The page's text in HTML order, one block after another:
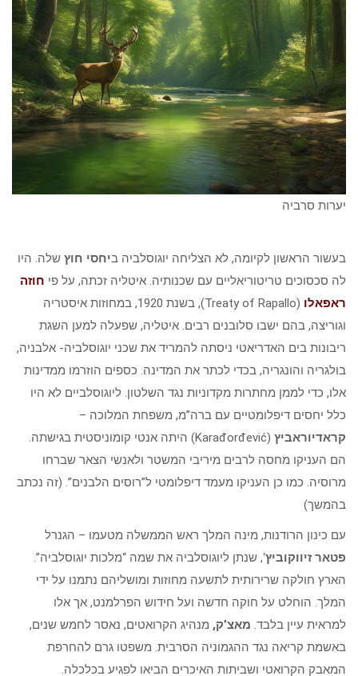
יערות סרביה
בעשור הראשון לקיומה, לא הצליחה יוגוסלביה ביחסי חוץ שלה. היו
לה סכסוכים טריטוריאליים עם שכנותיה. איטליה זכתה, על פי חוזה
ראפאלו
(Treaty of Rapallo), בשנת 1920, במחוזות איסטריה
וגוריצה, בהם ישבו סלובנים רבים. איטליה, שפעלה למען השגת
ריבונות בים האדריאטי ניסתה להמריד את שכני יוגוסלביה- אלבניה,
בולגריה והונגריה, בכדי לכתר את המדינה. כספים הוזרמו ממדינות
אלו, כדי לממן מחתרות מקדוניות נגד השלטון. ליוגוסלביים לא היו
כלל יחסים דיפלומטיים עם ברה”מ, משפחת המלוכה –
קראדיוראביץ
(Karađorđević) היתה אנטי קומוניסטית בגישתה.
הם העניקו מחסה לרבים מיריבי המשטר ולאנשי הצאר שברחו
מרוסיה. כמו כן העניקו מעמד דיפלומטי ל”רוסים הלבנים”. (זה נכתב
בהמשך)
עם כינון הרודנות, מינה המלך ראש הממשלה מטעמו – הגנרל
פטאר זיווקוביץ‘, שנתן ליוגוסלביה את שמה “מלכות יוגוסלביה”.
הארץ חולקה שרירותית לתשעה מחוזות ומושליהם נתמנו על ידי
המלך. הוחלט על חוקה חדשה ועל חידוש הפרלמנט, אך אלו
למראית עיין בלבד. מאצ’ק, מנהיג הקרואטים, נאסר לחמש שנים,
באשמת קריאה נגד ההגמוניה הסרבית. משפטו גרם להחרפת
המאבק הקרואטי ושביתות האיכרים הביאו לפגיע בכלכלה.